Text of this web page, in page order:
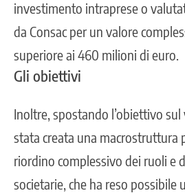
investimento intraprese o
da Consac per un valore
superiore ai 460 milioni di euro.
Gli obiettivi
Inoltre, spostando l’obiettivo
stata creata una macrostruttura
riordino complessivo dei ruoli e
societarie, che ha reso possibile